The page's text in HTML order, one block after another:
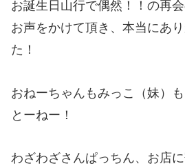
お誕生日山行で偶然！！の再
お声をかけて頂き、本当にあ
た！
おねーちゃんもみっこ（妹）
とーねー！
わざわざさんぱっちん、お店